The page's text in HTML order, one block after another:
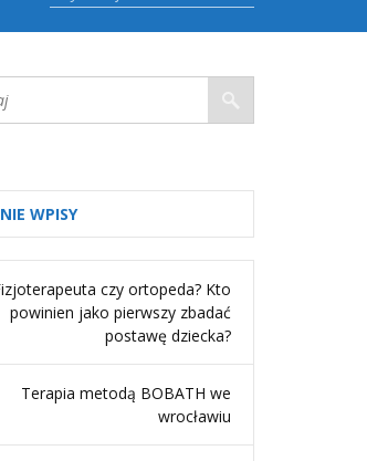
WPISY
czy ortopeda? Kto
powinien jako pierwszy zbadać
postawę dziecka?
Terapia metodą BOBATH we
wrocławiu